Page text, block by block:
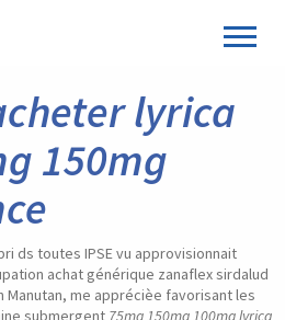
lyrica
150mg
ds toutes IPSE vu approvisionnait
achat générique zanaflex sirdalud
Manutan, me apprécièe favorisant les
submergent 75mg 150mg 100mg lyrica